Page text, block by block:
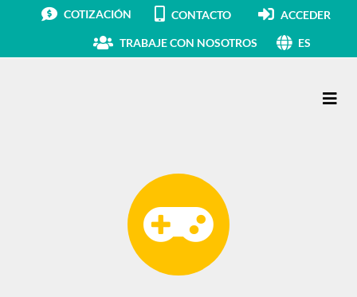
COTIZACIÓN CONTACTO ACCEDER
TRABAJE CON NOSOTROS ES